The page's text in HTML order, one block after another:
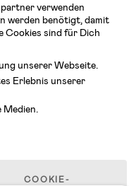
Schau Dich um in
& Babys. Willkommen!
vorbehalten.
verwenden
werden benötigt, damit
Cookies sind für Dich
unserer Webseite.
Erlebnis unserer
Medien.
COOKIE-